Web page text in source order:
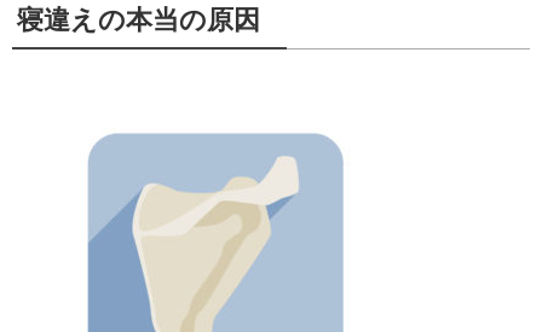
寝違えの本当の原因